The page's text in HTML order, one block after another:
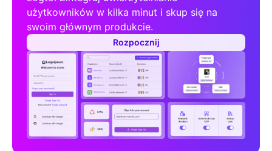
użytkowników w kilka minut i skup się na
swoim głównym produkcie.
Rozpocznij